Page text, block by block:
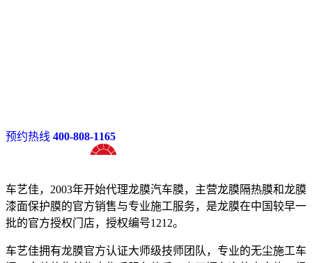
预约热线 400-808-1165
车艺佳，2003年开始代理龙膜汽车膜，主营龙膜隔热膜和龙膜
漆面保护膜的官方销售与专业施工服务，是龙膜在中国较早一
批的官方授权门店，授权编号1212。
车艺佳拥有龙膜官方认证大师级技师团队，专业的无尘施工车